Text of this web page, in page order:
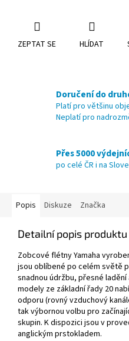
ZEPTAT SE HLÍDAT
Doručení do
Platí pro většinu
Neplatí pro
Přes 5000
po celé ČR i na
Popis Diskuze Značka
Detailní popis produktu
Zobcové flétny Yamaha
jsou oblíbené po celém světě
snadnou údržbu, přesné
modely ze základní řady 20
odporu (rovný vzduchový
tak výbornou volbu pro
skupin. K dispozici jsou v
anglickým prstokladem.